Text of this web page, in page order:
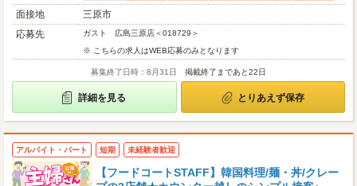
面接地
三原市
応募先
ガスト 広島三原店＜018729＞
※ こちらの求人はWEB応募のみとなります
募集終了日時：8月31日 掲載終了まであと22日
詳細を見る とりあえず保存
アルバイト・パート 短期 未経験者歓迎
【フードコートSTAFF】韓国料理/麺・丼/クレー